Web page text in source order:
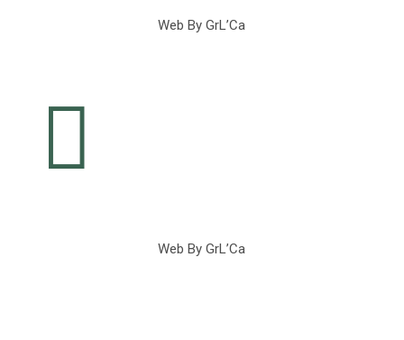
Web By GrL’Ca

Web By GrL’Ca